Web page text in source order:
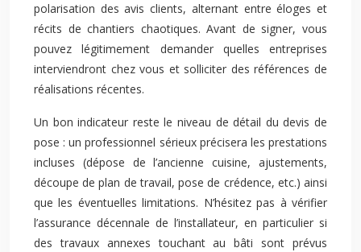
polarisation des avis clients, alternant entre éloges et
récits de chantiers chaotiques. Avant de signer, vous
pouvez légitimement demander quelles entreprises
interviendront chez vous et solliciter des références de
réalisations récentes.
Un bon indicateur reste le niveau de détail du devis de
pose : un professionnel sérieux précisera les prestations
incluses (dépose de l’ancienne cuisine, ajustements,
découpe de plan de travail, pose de crédence, etc.) ainsi
que les éventuelles limitations. N’hésitez pas à vérifier
l’assurance décennale de l’installateur, en particulier si
des travaux annexes touchant au bâti sont prévus